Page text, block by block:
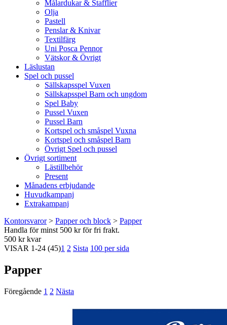
Målardukar & Stafflier
Olja
Pastell
Penslar & Knivar
Textilfärg
Uni Posca Pennor
Vätskor & Övrigt
Läslustan
Spel och pussel
Sällskapsspel Vuxen
Sällskapsspel Barn och ungdom
Spel Baby
Pussel Vuxen
Pussel Barn
Kortspel och småspel Vuxna
Kortspel och småspel Barn
Övrigt Spel och pussel
Övrigt sortiment
Lästillbehör
Present
Månadens erbjudande
Huvudkampanj
Extrakampanj
Kontorsvaror> Papper och block > Papper
Handla för minst 500 kr för fri frakt.
500 kr kvar
VISAR 1-24 (45)1 2 Sista 100 per sida
Papper
Föregående 1 2 Nästa